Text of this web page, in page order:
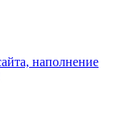
наполнение